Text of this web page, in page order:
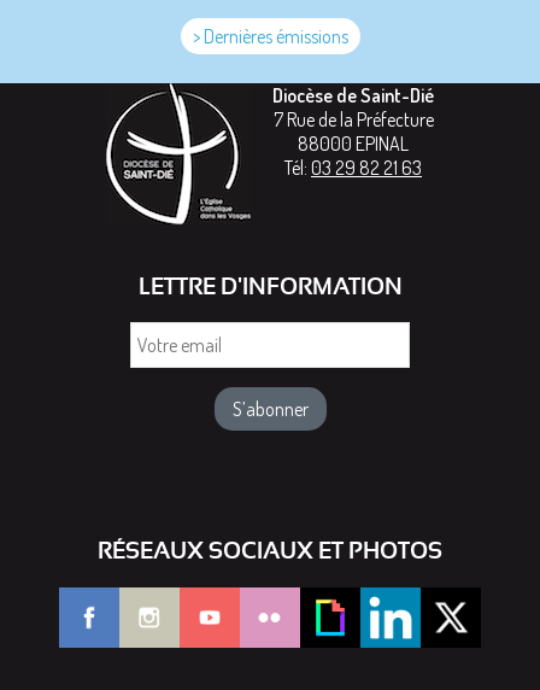
> Dernières émissions
Diocèse de Saint-Dié
7 Rue de la Préfecture
88000 EPINAL
Tél: 03 29 82 21 63
LETTRE D'INFORMATION
RÉSEAUX SOCIAUX ET PHOTOS